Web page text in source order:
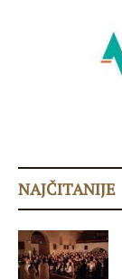
NAJČITANIJE